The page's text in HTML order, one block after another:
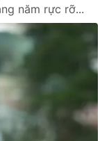
năm rực rỡ...